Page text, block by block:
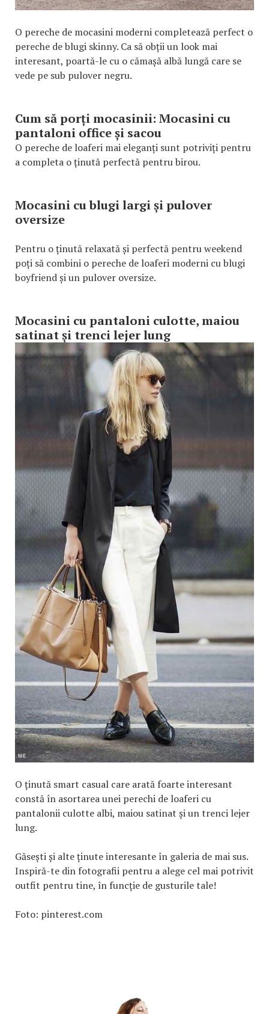
O pereche de mocasini moderni completează perfect o
pereche de blugi skinny. Ca să obții un look mai
interesant, poartă-le cu o cămașă albă lungă care se
vede pe sub pulover negru.
Cum să porți mocasinii: Mocasini cu
pantaloni office și sacou
O pereche de loaferi mai eleganți sunt potriviți pentru
a completa o ținută perfectă pentru birou.
Mocasini cu blugi largi și pulover
oversize
Pentru o ținută relaxată și perfectă pentru weekend
poți să combini o pereche de loaferi moderni cu blugi
boyfriend și un pulover oversize.
Mocasini cu pantaloni culotte, maiou
satinat și trenci lejer lung
O ținută smart casual care arată foarte interesant
constă în asortarea unei perechi de loaferi cu
pantalonii culotte albi, maiou satinat și un trenci lejer
lung.
Găsești și alte ținute interesante în galeria de mai sus.
Inspiră-te din fotografii pentru a alege cel mai potrivit
outfit pentru tine, în funcție de gusturile tale!
Foto: pinterest.com